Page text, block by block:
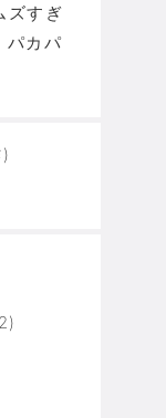
ズすぎ
パカパ